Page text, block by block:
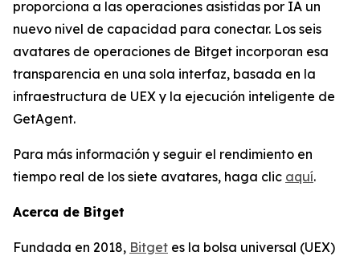
proporciona a las operaciones asistidas por IA un
nuevo nivel de capacidad para conectar. Los seis
avatares de operaciones de Bitget incorporan esa
transparencia en una sola interfaz, basada en la
infraestructura de UEX y la ejecución inteligente de
GetAgent.
Para más información y seguir el rendimiento en
tiempo real de los siete avatares, haga clic aquí.
Acerca de Bitget
Fundada en 2018, Bitget es la bolsa universal (UEX)